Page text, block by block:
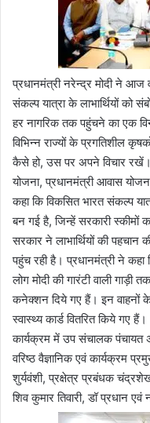
प्रधानमंत्री नरेन्द्र मोदी ने आज
संकल्प यात्रा के लाभार्थियों को
हर नागरिक तक पहुंचने का एक
विभिन्न राज्यों के प्रगतिशील
कैसे हो, उस पर अपने विचार रखें।
योजना, प्रधानमंत्री आवास
कहा कि विकसित भारत संकल्प
बन गई है, जिन्हें सरकारी स्कीमों
सरकार ने लाभार्थियों की
पहुंच रही है। प्रधानमंत्री ने
लोग मोदी की गारंटी वाली
कनेक्शन दिये गए हैं। इन
स्वास्थ्य कार्ड वितरित किये गए हैं।
कार्यक्रम में उप संचालक पंचायत
वरिष्ठ वैज्ञानिक एवं कार्यक्रम
शुर्यवंशी, प्रक्षेत्र प्रबंधक
शिव कुमार तिवारी, डॉ प्रधान